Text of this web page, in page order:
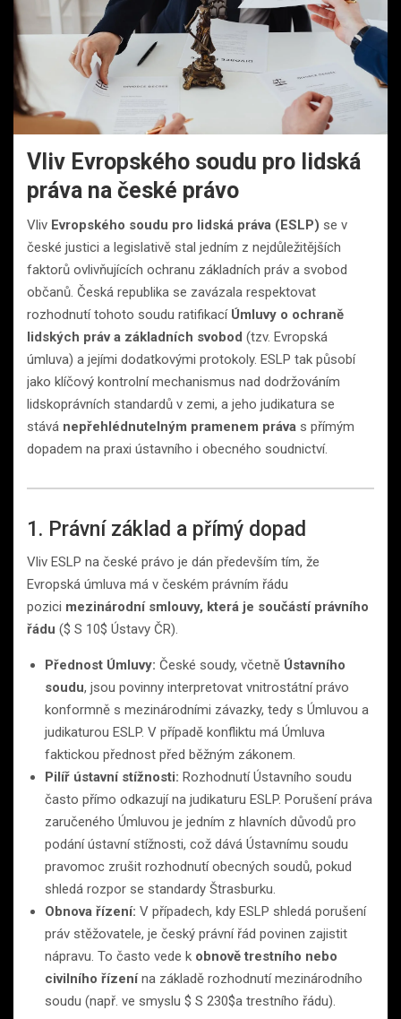
Vliv Evropského soudu pro lidská
práva na české právo
Vliv Evropského soudu pro lidská práva (ESLP) se v
české justici a legislativě stal jedním z nejdůležitějších
faktorů ovlivňujících ochranu základních práv a svobod
občanů. Česká republika se zavázala respektovat
rozhodnutí tohoto soudu ratifikací Úmluvy o ochraně
lidských práv a základních svobod (tzv. Evropská
úmluva) a jejími dodatkovými protokoly. ESLP tak působí
jako klíčový kontrolní mechanismus nad dodržováním
lidskoprávních standardů v zemi, a jeho judikatura se
stává nepřehlédnutelným pramenem práva s přímým
dopadem na praxi ústavního i obecného soudnictví.
1. Právní základ a přímý dopad
Vliv ESLP na české právo je dán především tím, že
Evropská úmluva má v českém právním řádu
pozici mezinárodní smlouvy, která je součástí právního
řádu ($ S 10$ Ústavy ČR).
Přednost Úmluvy: České soudy, včetně Ústavního
soudu, jsou povinny interpretovat vnitrostátní právo
konformně s mezinárodními závazky, tedy s Úmluvou a
judikaturou ESLP. V případě konfliktu má Úmluva
faktickou přednost před běžným zákonem.
Pilíř ústavní stížnosti: Rozhodnutí Ústavního soudu
často přímo odkazují na judikaturu ESLP. Porušení práva
zaručeného Úmluvou je jedním z hlavních důvodů pro
podání ústavní stížnosti, což dává Ústavnímu soudu
pravomoc zrušit rozhodnutí obecných soudů, pokud
shledá rozpor se standardy Štrasburku.
Obnova řízení: V případech, kdy ESLP shledá porušení
práv stěžovatele, je český právní řád povinen zajistit
nápravu. To často vede k obnově trestního nebo
civilního řízenína základě rozhodnutí mezinárodního
soudu (např. ve smyslu $ S 230$a trestního řádu).